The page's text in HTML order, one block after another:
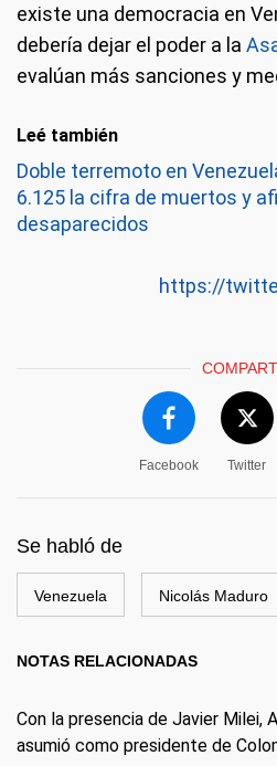
existe una democracia en
debería dejar el poder a la
evalúan más sanciones y
Leé también
Doble terremoto en
6.125 la cifra de muertos y
desaparecidos
https://
Facebook Twitter
Se habló de
Venezuela Nicolás Maduro
NOTAS RELACIONADAS
Con la presencia de Javier Milei,
asumió como presidente de